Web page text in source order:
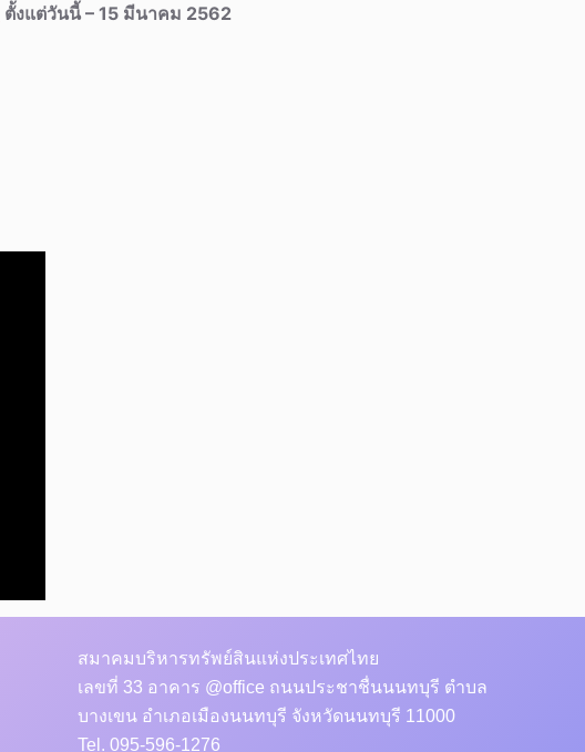
ตั้งแต่วันนี้ – 15 มีนาคม 2562
สมาคมบริหารทรัพย์สินแห่งประเทศไทย
เลขที่ 33 อาคาร @office ถนนประชาชื่นนนทบุรี ตำบล
บางเขน อำเภอเมืองนนทบุรี จังหวัดนนทบุรี 11000
Tel. 095-596-1276